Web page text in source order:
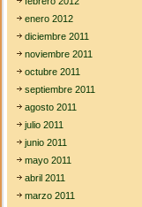
enero 2012
diciembre 2011
noviembre 2011
octubre 2011
septiembre 2011
agosto 2011
julio 2011
junio 2011
mayo 2011
abril 2011
marzo 2011